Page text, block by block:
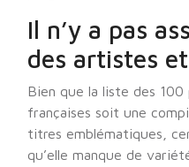
Il n’y a pas
des artistes
Bien que la liste des 100
françaises soit une
titres emblématiques,
qu’elle manque de